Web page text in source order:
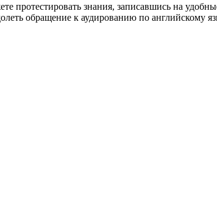
протестировать знания, записавшись на
обращение к аудированию по английскому